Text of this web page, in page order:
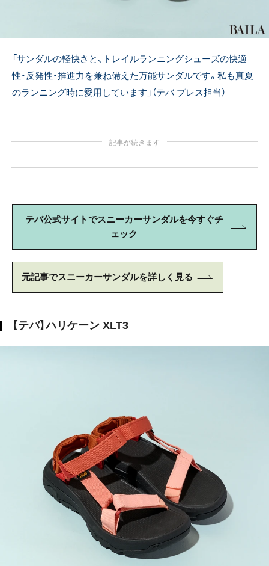
「サンダルの軽快さと、トレイルランニングシューズの快適
性・反発性・推進力を兼ね備えた万能サンダルです。私も真夏
のランニング時に愛用しています」（テバ プレス担当）
記事が続きます
テバ公式サイトでスニーカーサンダルを今すぐチ
ェック
元記事でスニーカーサンダルを詳しく見る
【テバ】ハリケーン XLT3